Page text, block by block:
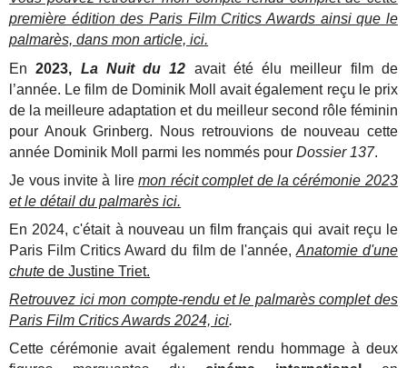
première édition des Paris Film Critics Awards ainsi que le
palmarès, dans mon article, ici.
En2023, La Nuit du 12 avait été élu meilleur film de
l’année. Le film de Dominik Moll avait également reçu le prix
de la meilleure adaptation et du meilleur second rôle féminin
pour Anouk Grinberg. Nous retrouvions de nouveau cette
année Dominik Moll parmi les nommés pourDossier 137.
Je vous invite à liremon récit complet de la cérémonie 2023
et le détail du palmarès ici.
En 2024, c'était à nouveau un film français qui avait reçu le
Paris Film Critics Award du film de l'année, Anatomie d'une
chute de Justine Triet.
Retrouvez ici mon compte-rendu et le palmarès complet des
Paris Film Critics Awards 2024, ici.
Cette cérémonie avait également rendu hommage à deux